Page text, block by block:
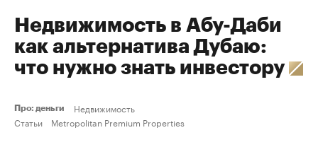
Недвижимость в Абу-Даби
как альтернатива Дубаю:
что нужно знать инвестору
Про: деньги
Недвижимость
Статьи
Metropolitan Premium Properties